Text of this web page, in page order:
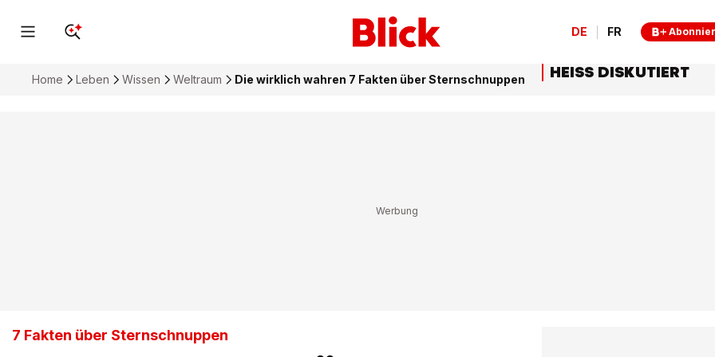
DE FR
Home Leben Wissen Weltraum Die wirklich wahren 7 Fakten über Sternschnuppen
7 Fakten über Sternschnuppen
HEISS DISKUTIERT